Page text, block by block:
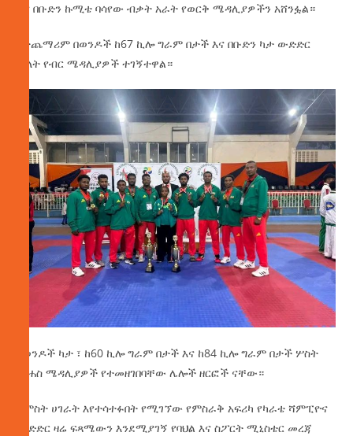
እና በቡድን ኩሚቴ ባሳየው ብቃት አራት የወርቅ ሜዳሊያዎችን አሸንፏል።
​በተጨማሪም በወንዶች ከ67 ኪሎ ግራም በታች እና በቡድን ካታ ውድድር
ሁለት የብር ሜዳሊያዎች ተገኝተዋል።
​በወንዶች ካታ ፣ ከ60 ኪሎ ግራም በታች እና ከ84 ኪሎ ግራም በታች ሦስት
የነሐስ ሜዳሊያዎች የተመዘገበባቸው ሌሎች ዘርፎች ናቸው።
አምስት ሀገራት እየተሳተፉበት የሚገኘው የምስራቅ አፍሪካ የካራቴ ሻምፒዮና
ውድድር ዛሬ ፍጻሜውን እንደሚያገኝ የባህል እና ስፖርት ሚኒስቴር መረጃ